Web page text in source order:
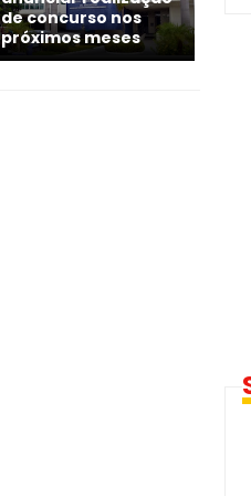
de concurso nos
próximos meses